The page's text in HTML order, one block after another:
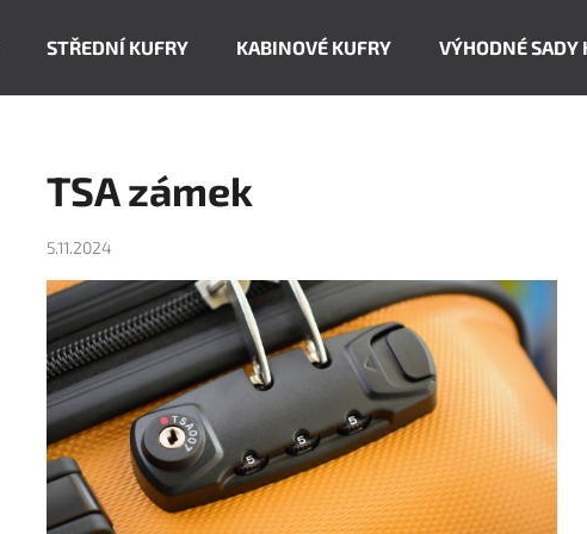
STŘEDNÍ KUFRY KABINOVÉ KUFRY VÝHODNÉ SADY
TSA zámek
5.11.2024
Doporučujeme